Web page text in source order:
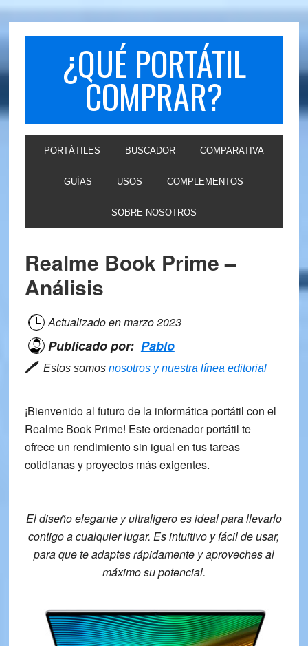
Skip
Skip
¿QUÉ PORTÁTIL
COMPRAR?
PORTÁTILES BUSCADOR COMPARATIVA
GUÍAS USOS COMPLEMENTOS
SOBRE NOSOTROS
Realme Book Prime –
Análisis
Actualizado enmarzo 2023
Publicado por: Pablo
🖊 Estos somos nosotros y nuestra línea editorial
¡Bienvenido al futuro de la informática portátil con el
Realme Book Prime! Este ordenador portátil te
ofrece un rendimiento sin igual en tus tareas
cotidianas y proyectos más exigentes.
El diseño elegante y ultraligero es ideal para llevarlo
contigo a cualquier lugar. Es intuitivo y fácil de usar,
para que te adaptes rápidamente y aproveches al
máximo su potencial.